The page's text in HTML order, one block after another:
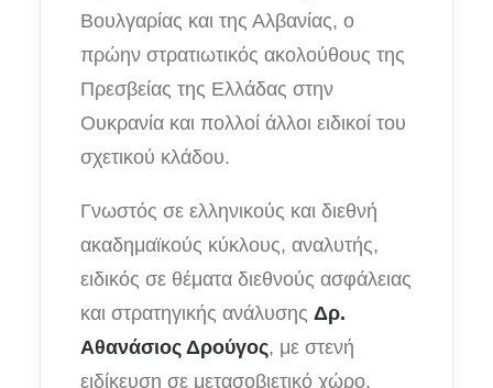
Βουλγαρίας και της Αλβανίας, ο
πρώην στρατιωτικός ακολούθους της
Πρεσβείας της Ελλάδας στην
Ουκρανία και πολλοί άλλοι ειδικοί του
σχετικού κλάδου.
Γνωστός σε ελληνικούς και διεθνή
ακαδημαϊκούς κύκλους, αναλυτής,
ειδικός σε θέματα διεθνούς ασφάλειας
και στρατηγικής ανάλυσης Δρ.
Αθανάσιος Δρούγος, με στενή
ειδίκευση σε μετασοβιετικό χώρο,